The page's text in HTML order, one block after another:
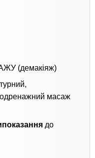
(демакіяж)
масаж
до